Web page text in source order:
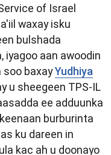
of Israel
waxay isku
bulshada
iyagoo aan awoodin
soo baxayYudhiya
u sheegeen TPS-IL
ee adduunka
burburinta
ku dareen in
kac ah u doonayo